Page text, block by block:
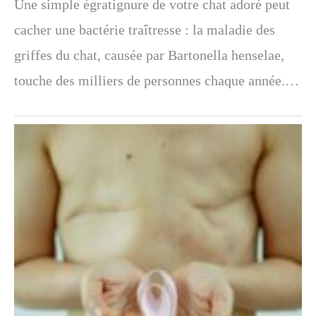
Une simple égratignure de votre chat adoré peut
cacher une bactérie traîtresse : la maladie des
griffes du chat, causée par Bartonella henselae,
touche des milliers de personnes chaque année.…